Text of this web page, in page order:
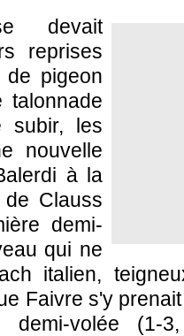
devait
reprises
pigeon
talonnade
subir, les
nouvelle
à la
Clauss
demi-
qui ne
italien,
Faivre s'y
demi-volée (1-